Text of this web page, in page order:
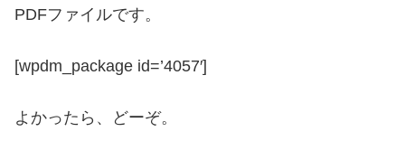
PDFファイルです。
[wpdm_package id=’4057′]
よかったら、どーぞ。